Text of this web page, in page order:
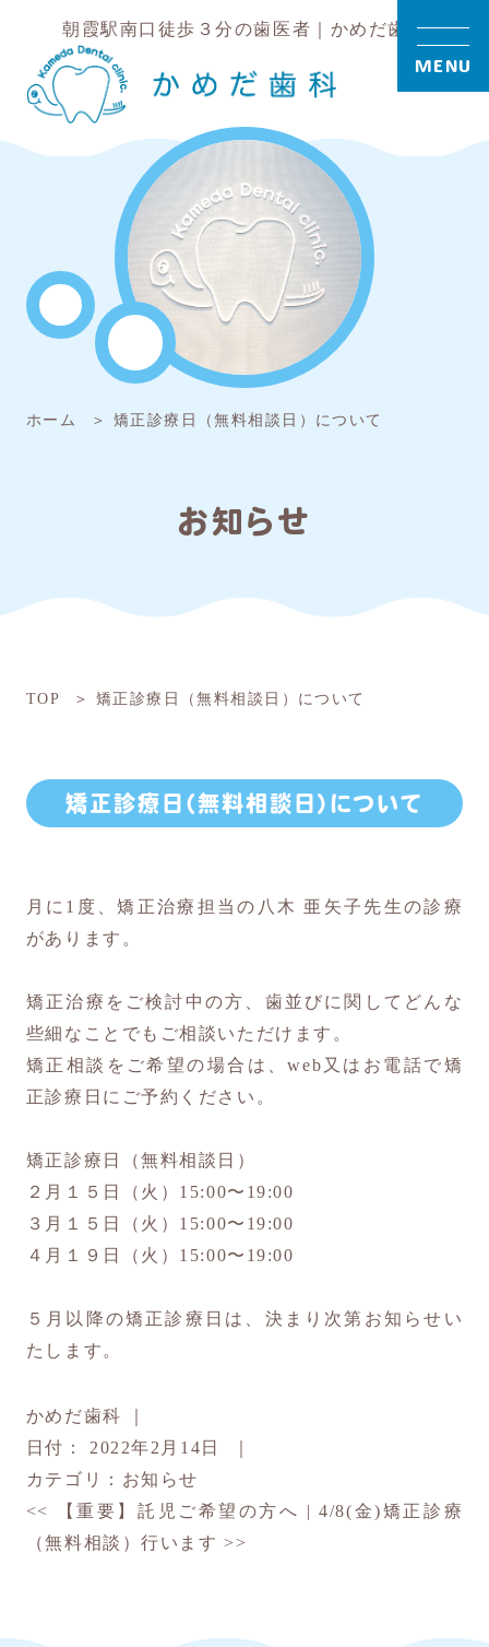
朝霞駅南口徒歩３分の歯医者｜かめだ歯科
ホーム 矯正診療日（無料相談日）について
お知らせ
TOP 矯正診療日（無料相談日）について
矯正診療日（無料相談日）について
月に1度、矯正治療担当の八木 亜矢子先生の診療
があります。
矯正治療をご検討中の方、歯並びに関してどんな
些細なことでもご相談いただけます。
矯正相談をご希望の場合は、web又はお電話で矯
正診療日にご予約ください。
矯正診療日（無料相談日）
２月１５日（火）15:00〜19:00
３月１５日（火）15:00〜19:00
４月１９日（火）15:00〜19:00
５月以降の矯正診療日は、決まり次第お知らせい
たします。
かめだ歯科
日付： 2022年2月14日
カテゴリ： お知らせ
<<
【重要】託児ご希望の方へ |4/8(金)矯正診療
（無料相談）行います >>
MENU